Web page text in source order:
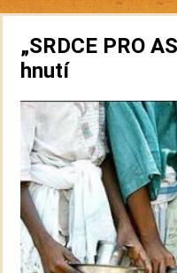
„SRDCE PRO
hnutí